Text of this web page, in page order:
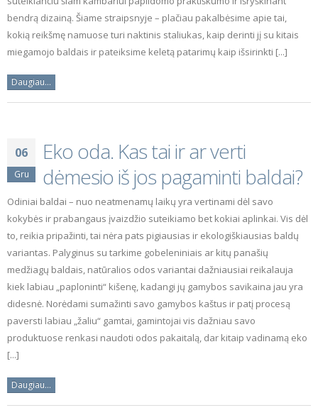
bendrą dizainą. Šiame straipsnyje – plačiau pakalbėsime apie tai,
kokią reikšmę namuose turi naktinis staliukas, kaip derinti jį su kitais
miegamojo baldais ir pateiksime keletą patarimų kaip išsirinkti [...]
Daugiau...
06
Gru
Eko oda. Kas tai ir ar verti
dėmesio iš jos pagaminti baldai?
Odiniai baldai – nuo neatmenamų laikų yra vertinami dėl savo
kokybės ir prabangaus įvaizdžio suteikiamo bet kokiai aplinkai. Vis dėl
to, reikia pripažinti, tai nėra pats pigiausias ir ekologiškiausias baldų
variantas. Palyginus su tarkime gobeleniniais ar kitų panašių
medžiagų baldais, natūralios odos variantai dažniausiai reikalauja
kiek labiau „paploninti“ kišenę, kadangi jų gamybos savikaina jau yra
didesnė. Norėdami sumažinti savo gamybos kaštus ir patį procesą
paversti labiau „žaliu“ gamtai, gamintojai vis dažniau savo
produktuose renkasi naudoti odos pakaitalą, dar kitaip vadinamą eko
[...]
Daugiau...